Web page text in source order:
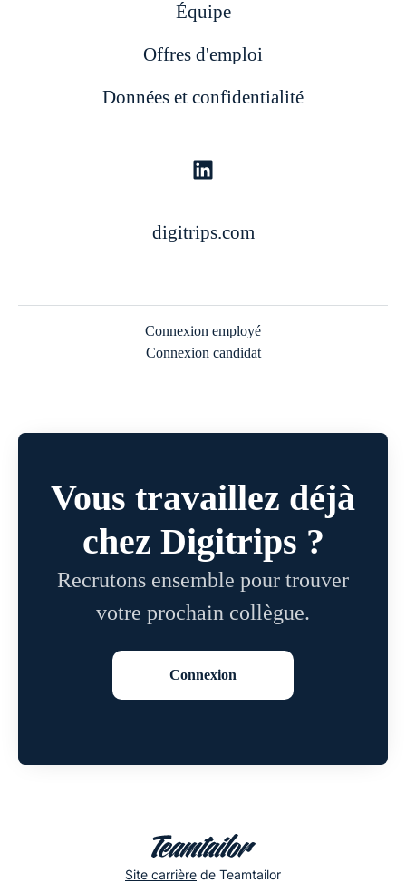
Équipe
Offres d'emploi
Données et confidentialité
digitrips.com
Connexion employé
Connexion candidat
Vous travaillez déjà
chez Digitrips ?
Recrutons ensemble pour trouver
votre prochain collègue.
Connexion
Site carrière de Teamtailor